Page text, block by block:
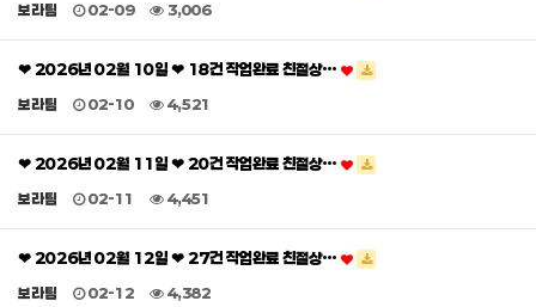
보라팀 02-09 3,006
❤ 2026년 02월 10일 ❤ 18건 작업완료 친절상…
보라팀 02-10 4,521
❤ 2026년 02월 11일 ❤ 20건 작업완료 친절상…
보라팀 02-11 4,451
❤ 2026년 02월 12일 ❤ 27건 작업완료 친절상…
보라팀 02-12 4,382